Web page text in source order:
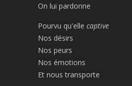
On lui pardonne
Pourvu qu'elle captive
Nos désirs
Nos peurs
Nos émotions
Et nous transporte